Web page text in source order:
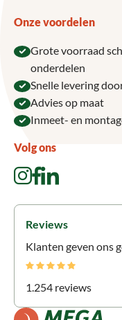
Onze voordelen
Grote voorraad
onderdelen
Snelle levering
Advies op maat
Inmeet- en
Volg ons
Reviews
Klanten geven ons
1.254 reviews